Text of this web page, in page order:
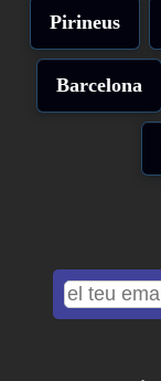
Pirineus
Barcelona